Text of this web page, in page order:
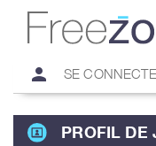
person SE
PROFIL DE